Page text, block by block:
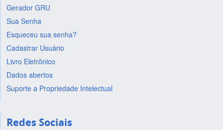
Gerador GRU
Sua Senha
Esqueceu sua senha?
Cadastrar Usuário
Livro Eletrônico
Dados abertos
Suporte a Propriedade Intelectual
Redes Sociais